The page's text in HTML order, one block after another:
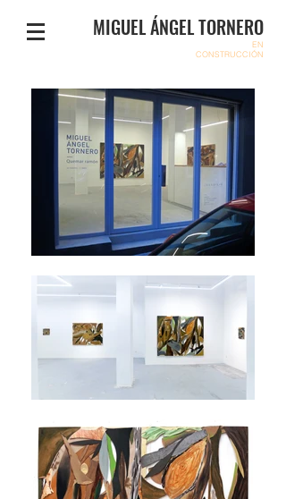
MIGUEL ÁNGEL TORNERO
EN
CONSTRUCCIÓN